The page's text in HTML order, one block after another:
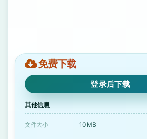
免费下载
登录后下载
其他信息
文件大小 10MB